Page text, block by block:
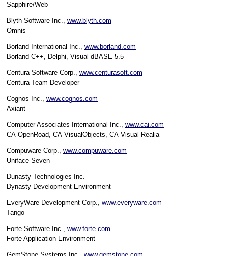
Sapphire/Web
Blyth Software Inc., www.blyth.com
Omnis
Borland International Inc., www.borland.com
Borland C++, Delphi, Visual dBASE 5.5
Centura Software Corp., www.centurasoft.com
Centura Team Developer
Cognos Inc., www.cognos.com
Axiant
Computer Associates International Inc., www.cai.com
CA-OpenRoad, CA-VisualObjects, CA-Visual Realia
Compuware Corp., www.compuware.com
Uniface Seven
Dunasty Technologies Inc.
Dynasty Development Environment
EveryWare Development Corp., www.everyware.com
Tango
Forte Software Inc., www.forte.com
Forte Application Environment